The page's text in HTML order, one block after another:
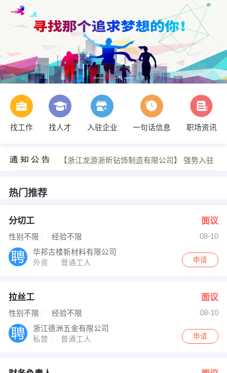
找工作 找人才 入驻企业 一句话信息
职场资讯
【浙江龙游浙昕钻饰制造有限公司】 强势入驻
马女士 发布 [个险内勤管理干部 ] 招聘信息
【浙江聚能保安有限公司】 强势入驻
热门推荐
分切工 面议
性别不限 经验不限
08-10
华邦古楼新材料有限公司
外资
普通工人 申请
拉丝工 面议
性别不限 经验不限
08-10
浙江德洲五金有限公司
私营
普通工人 申请